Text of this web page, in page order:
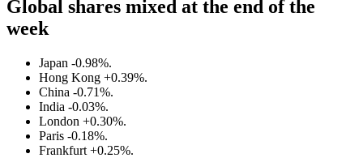
Global shares mixed at the end of the
week
Japan -0.98%.
Hong Kong +0.39%.
China -0.71%.
India -0.03%.
London +0.30%.
Paris -0.18%.
Frankfurt +0.25%.